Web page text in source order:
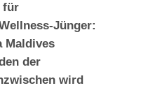
für
Jünger:
Maldives
der
wird